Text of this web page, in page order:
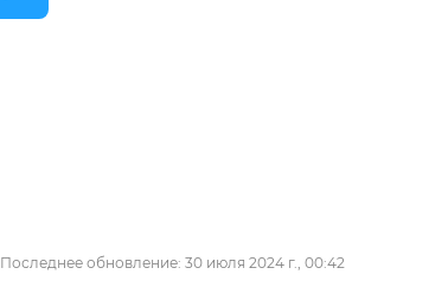
Последнее обновление: 30 июля 2024 г., 00:42